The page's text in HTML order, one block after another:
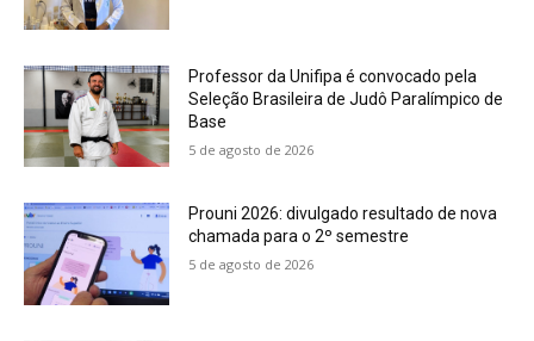
Professor da Unifipa é convocado pela
Seleção Brasileira de Judô Paralímpico de
Base
5 de agosto de 2026
Prouni 2026: divulgado resultado de nova
chamada para o 2º semestre
5 de agosto de 2026